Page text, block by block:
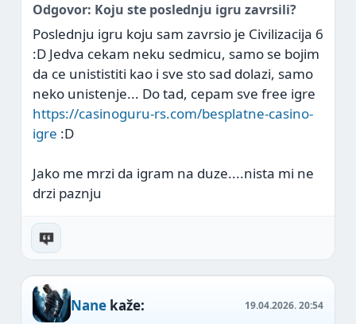
Odgovor: Koju ste poslednju igru zavrsili?
Poslednju igru koju sam zavrsio je Civilizacija 6
:D Jedva cekam neku sedmicu, samo se bojim
da ce unististiti kao i sve sto sad dolazi, samo
neko unistenje... Do tad, cepam sve free igre
https://casinoguru-rs.com/besplatne-casino-
igre :D
Jako me mrzi da igram na duze....nista mi ne
drzi paznju
Nane kaže: 19.04.2026.20:54